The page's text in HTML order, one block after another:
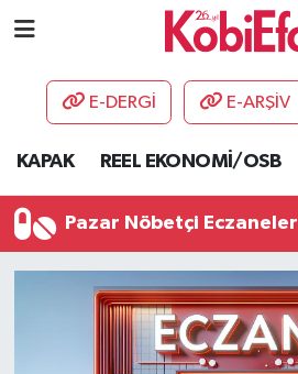
E-DERGİ E-ARŞİV
KAPAK REEL EKONOMİ/OSB
Pazar Nöbetçi Eczaneler
AKADEMİ
DESTEK-TEŞVİK
ETKİNLİK
GÜNCEL
HABERLER